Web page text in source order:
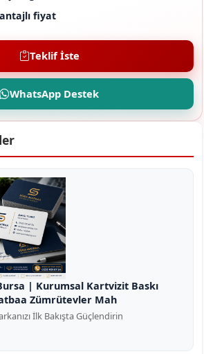
fiyat
Teklif İste
WhatsApp Destek
| Kurumsal Kartvizit Baskı
Zümrütevler Mah
İlk Bakışta Güçlendirin